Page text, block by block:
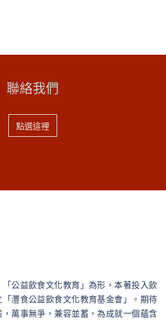
聯絡我們
點選這裡
公益飲食文化教育」為形，本著投入飲
灃食公益飲食文化教育基金會」。期待
萬事無爭，兼容並蓄，為成就一個蘊含